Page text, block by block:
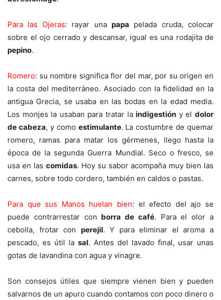
Para las Ojeras: rayar una papa pelada cruda, colocar
sobre el ojo cerrado y descansar, igual es una rodajita de
pepino.
Romero: su nombre significa flor del mar, por su origen en
la costa del mediterráneo. Asociado con la fidelidad en la
antigua Grecia, se usaba en las bodas en la edad media.
Los monjes la usaban para tratar laindigestión y eldolor
de cabeza, y como estimulante. La costumbre de quemar
romero, ramas para matar los gérmenes, llego hasta la
época de la segunda Guerra Mundial. Seco o fresco, se
usa en las comidas. Hoy su sabor acompaña muy bien las
carnes, sobre todo cordero, también en caldos o pastas.
Para que sus Manos huelan bien: el efecto del ajo se
puede contrarrestar con borra de café. Para el olor a
cebolla, frotar con perejil. Y para eliminar el aroma a
pescado, es útil la sal. Antes del lavado final, usar unas
gotas de lavandina con agua y vinagre.
Son consejos útiles que siempre vienen bien y pueden
salvarnos de un apuro cuando contamos con poco dinero o